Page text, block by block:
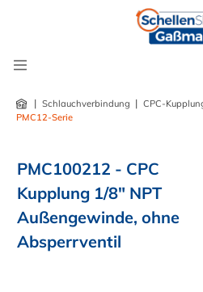
| Schlauchverbindung | CPC-
PMC12-Serie
PMC100212 - CPC
Kupplung 1/8" NPT
Außengewinde, ohne
Absperrventil